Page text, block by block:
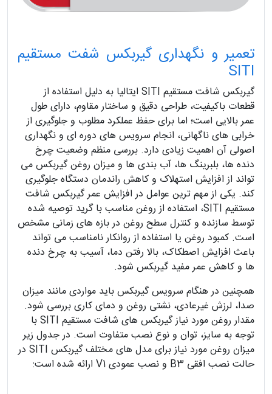
تعمیر و نگهداری گیربکس شفت مستقیم
SITI
گیربکس شافت مستقیم SITI ایتالیا به دلیل استفاده از
قطعات باکیفیت، طراحی دقیق و ساختار مقاوم، دارای طول
عمر بالایی است؛ اما برای حفظ عملکرد مطلوب و جلوگیری از
خرابی های ناگهانی، انجام سرویس های دوره ای و نگهداری
اصولی آن اهمیت زیادی دارد. بررسی منظم وضعیت چرخ
دنده ها، بلبرینگ ها، آب بندی ها و میزان روغن گیربکس می
تواند از افزایش استهلاک و کاهش راندمان دستگاه جلوگیری
کند. یکی از مهم ترین عوامل در افزایش عمر گیربکس شافت
مستقیم SITI، استفاده از روغن مناسب با گرید توصیه شده
توسط سازنده و کنترل سطح روغن در بازه های زمانی مشخص
است. کمبود روغن یا استفاده از روانکار نامناسب می تواند
باعث افزایش اصطکاک، بالا رفتن دما، آسیب به چرخ دنده
ها و کاهش عمر مفید گیربکس شود.
همچنین در هنگام سرویس گیربکس باید مواردی مانند میزان
صدا، لرزش غیرعادی، نشتی روغن و دمای کاری بررسی شود.
مقدار روغن مورد نیاز گیربکس های شافت مستقیم SITI با
توجه به سایز، توان و نوع نصب متفاوت است. در جدول زیر
میزان روغن مورد نیاز برای مدل های مختلف گیربکس SITI در
حالت نصب افقی B3 و نصب عمودی V1 ارائه شده است: